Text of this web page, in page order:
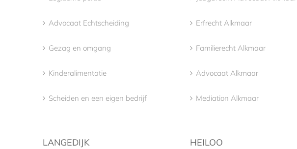
Advocaat Echtscheiding
Gezag en omgang
Kinderalimentatie
Scheiden en een eigen bedrijf
LANGEDIJK
Erfrecht Alkmaar
Familierecht Alkmaar
Advocaat Alkmaar
Mediation Alkmaar
HEILOO